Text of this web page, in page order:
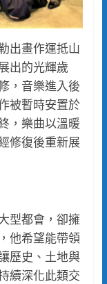
出畫作運抵山
出的光輝歲
，音樂進入後
被暫時安置於
，樂曲以溫暖
修復後重新展
型都會，卻擁
他希望能帶領
歷史、土地與
續深化此類交